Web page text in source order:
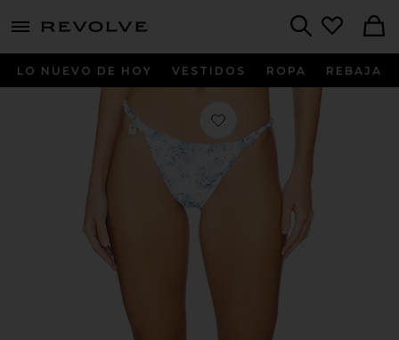
menu - shows more content
LO NUEVO DE HOY VESTIDOS ROPA REBAJA
Favorito BRAGUITA BIKINI CORTE